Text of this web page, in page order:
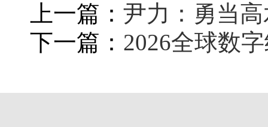
上一篇： 尹力：勇当
下一篇： 2026全球数